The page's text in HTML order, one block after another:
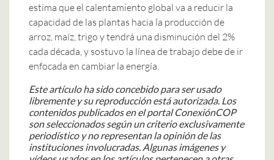
estima que el calentamiento global va a reducir la
capacidad de las plantas hacia la producción de
arroz, maíz, trigo y tendrá una disminución del 2%
cada década, y sostuvo la línea de trabajo debe de ir
enfocada en cambiar la energía.
Este artículo ha sido concebido para ser usado
libremente y su reproducción está autorizada. Los
contenidos publicados en el portal ConexiónCOP
son seleccionados según un criterio exclusivamente
periodístico y no representan la opinión de las
instituciones involucradas. Algunas imágenes y